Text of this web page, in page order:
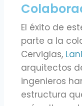
El éxito de
parte a la
Cerviglas,
arquitectos
ingenieros
estructura